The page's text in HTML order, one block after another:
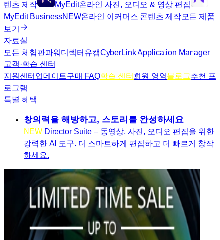
텐츠 제작 MyEdit온라인 사진, 오디오 & 영상 편집
MyEdit BusinessNEW온라인 이커머스 콘텐츠 제작모든 제품
보기
자료실
모든 체험판파워디렉터 유캠CyberLink Application Manager
고객·학습 센터
지원센터 업데이트구매 FAQ학습 센터 회원 영역블로그추천 프
로그램
특별 혜택
창의력을 해방하고, 스토리를 완성하세요
NEW Director Suite – 동영상, 사진, 오디오 편집을 위한
강력한 AI 도구. 더 스마트하게 편집하고 더 빠르게 창작
하세요.